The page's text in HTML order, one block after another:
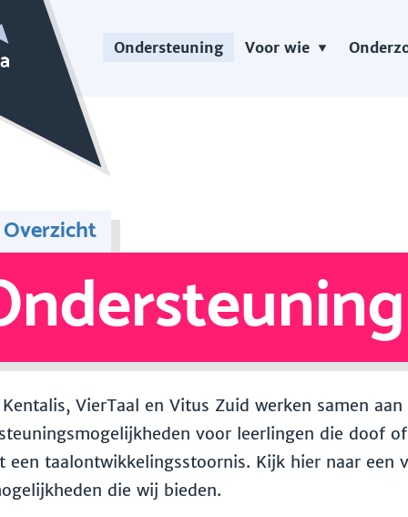
Ondersteuning Voor wie
Overzicht
VierTaal en Vitus Zuid werken samen
voor leerlingen die doof
een taalontwikkelingsstoornis. Kijk hier naar een
die wij bieden.